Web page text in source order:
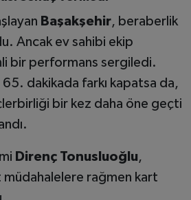
Başakşehir, beraberlik
Ancak ev sahibi ekip
bir performans sergiledi.
dakikada farkı kapatsa da,
bir kez daha öne geçti
Direnç Tonusluoğlu,
rağmen kart